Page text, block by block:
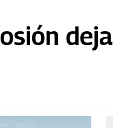
deja